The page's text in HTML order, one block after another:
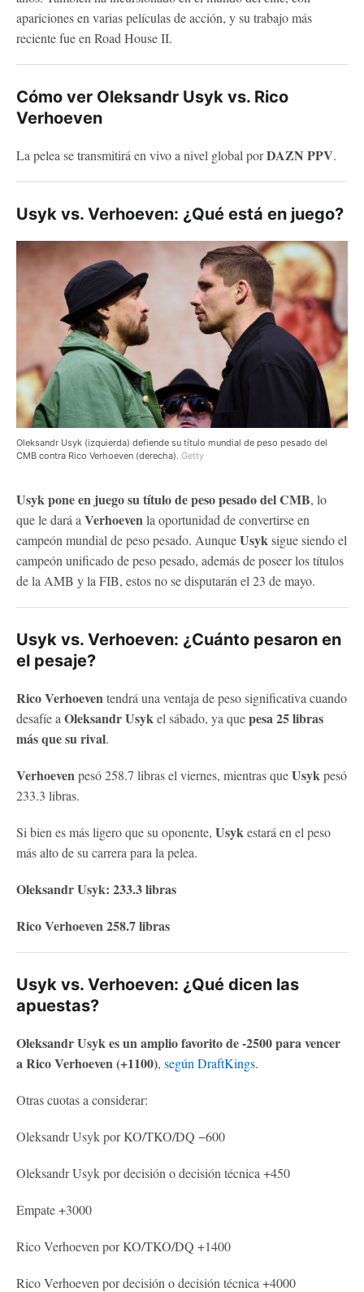
apariciones en varias películas de acción, y su trabajo más
reciente fue en Road House II.
Cómo ver Oleksandr Usyk vs. Rico
Verhoeven
La pelea se transmitirá en vivo a nivel global porDAZN PPV.
Usyk vs. Verhoeven: ¿Qué está en juego?
Oleksandr Usyk (izquierda) defiende su título mundial de peso pesado del
CMB contra Rico Verhoeven (derecha). Getty
Usyk pone en juego su título de peso pesado del CMB, lo
que le dará a Verhoeven la oportunidad de convertirse en
campeón mundial de peso pesado. AunqueUsyk sigue siendo el
campeón unificado de peso pesado, además de poseer los títulos
de la AMB y la FIB, estos no se disputarán el 23 de mayo.
Usyk vs. Verhoeven: ¿Cuánto pesaron en
el pesaje?
Rico Verhoeven tendrá una ventaja de peso significativa cuando
desafíe a Oleksandr Usyk el sábado, ya quepesa 25 libras
más que su rival.
Verhoeven pesó 258.7 libras el viernes, mientras queUsyk pesó
233.3 libras.
Si bien es más ligero que su oponente, Usyk estará en el peso
más alto de su carrera para la pelea.
Oleksandr Usyk: 233.3 libras
Rico Verhoeven 258.7 libras
Usyk vs. Verhoeven: ¿Qué dicen las
apuestas?
Oleksandr Usyk es un amplio favorito de -2500 para vencer
a Rico Verhoeven (+1100), según DraftKings.
Otras cuotas a considerar:
Oleksandr Usyk por KO/TKO/DQ −600
Oleksandr Usyk por decisión o decisión técnica +450
Empate +3000
Rico Verhoeven por KO/TKO/DQ +1400
Rico Verhoeven por decisión o decisión técnica +4000